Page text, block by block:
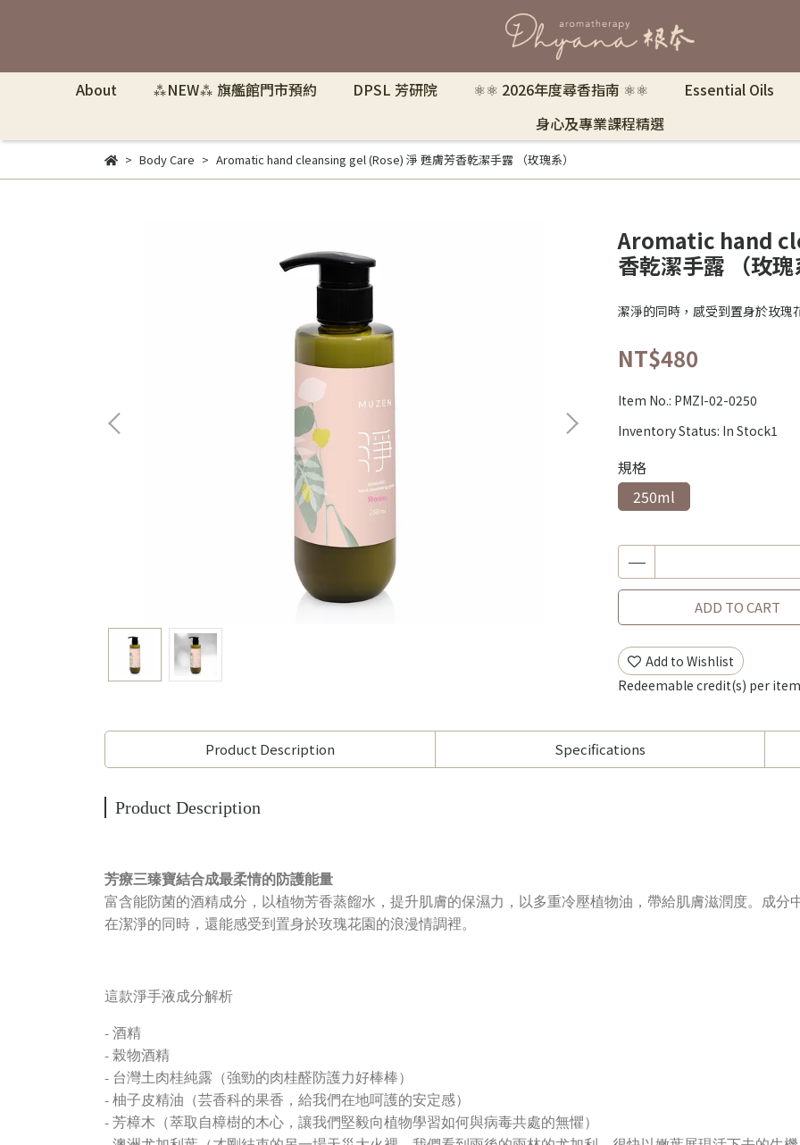
About ⁂NEW⁂ 旗艦館門市預約 DPSL 芳研院 ⚛︎⚛︎ 2026年度尋香指南 ⚛︎⚛︎
Essential Oils
身心及專業課程精選
Body Care Aromatic hand cleansing gel (Rose) 淨 甦膚芳香乾潔手露 （玫瑰系）
Aromatic hand
香乾潔手露 （玫
潔淨的同時，感受到置身於玫瑰
NT$480
Item No.: PMZI-02-0250
Inventory Status: In Stock1
規格
250ml
ADD TO CART
Add to Wishlist
Redeemable credit(s) per
Product Description Specifications
Product Description
芳療三臻寶結合成最柔情的防護能量
富含能防菌的酒精成分，以植物芳香蒸餾水，提升肌膚的保濕力，以多重冷壓植物油，帶給肌膚滋潤度。成
在潔淨的同時，還能感受到置身於玫瑰花園的浪漫情調裡。
這款淨手液成分解析
- 酒精
- 榖物酒精
- 台灣土肉桂純露（強勁的肉桂醛防護力好棒棒）
- 柚子皮精油（芸香科的果香，給我們在地呵護的安定感）
- 芳樟木（萃取自樟樹的木心，讓我們堅毅向植物學習如何與病毒共處的無懼）